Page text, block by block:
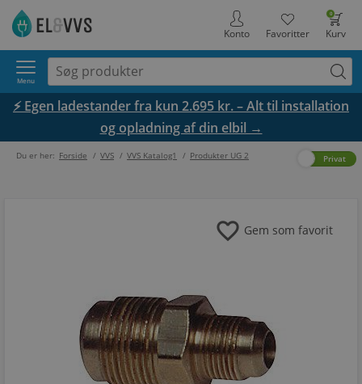
0
Kurv
Favoritter
Konto
Menu
⚡ Egen ladestander fra kun 2.695 kr. – Alt til installation
og opladning af din elbil →
Du er her: Forside / VVS / VVS Katalog1 / Produkter UG 2 Privat
favorite Gem som favorit